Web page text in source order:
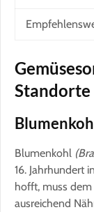
Standorte
Blumenkohl
16. Jahrhundert
hofft, muss dem
ausreichend